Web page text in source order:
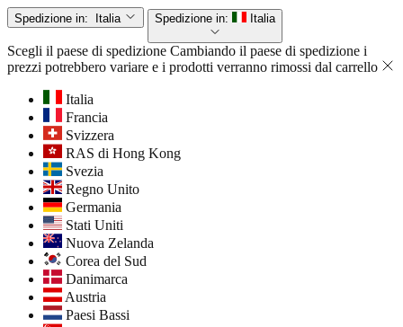
Spedizione in: Italia Spedizione in: Italia
Scegli il paese di spedizione Cambiando il paese di spedizione i
prezzi potrebbero variare e i prodotti verranno rimossi dal carrello
Italia
Francia
Svizzera
RAS di Hong Kong
Svezia
Regno Unito
Germania
Stati Uniti
Nuova Zelanda
Corea del Sud
Danimarca
Austria
Paesi Bassi